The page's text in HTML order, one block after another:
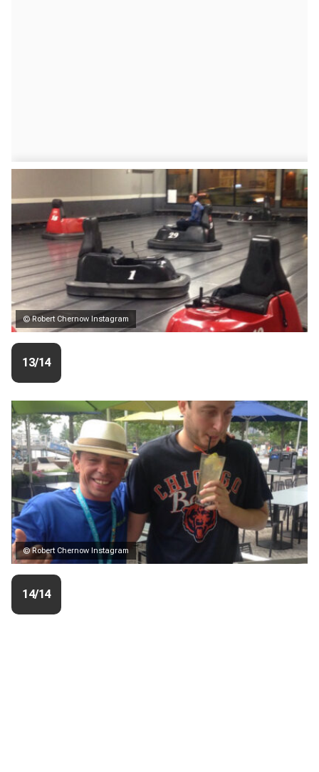
© Robert Chernow Instagram
13/14
© Robert Chernow Instagram
14/14